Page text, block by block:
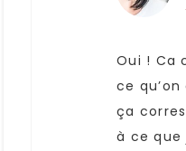
Oui ! Ca
ce
ça
à ce que